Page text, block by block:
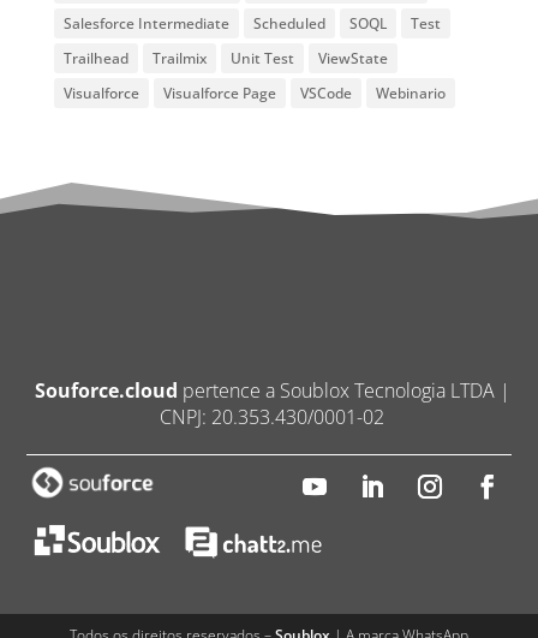
Salesforce Intermediate
Scheduled SOQL
Test
Trailhead
Trailmix Unit Test
ViewState
Visualforce
Visualforce Page VSCode Webinario
Souforce.cloud pertence a Soublox Tecnologia LTDA |
CNPJ: 20.353.430/0001-02